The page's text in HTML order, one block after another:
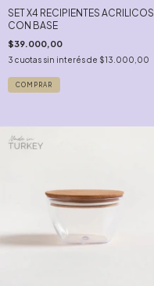
SET X4 RECIPIENTES ACRILICOS
CON BASE
$39.000,00
3 cuotas sin interés de $13.000,00